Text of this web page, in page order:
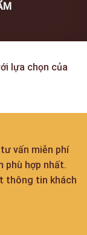
lựa chọn của
vấn miễn phí
phù hợp nhất.
thông tin khách